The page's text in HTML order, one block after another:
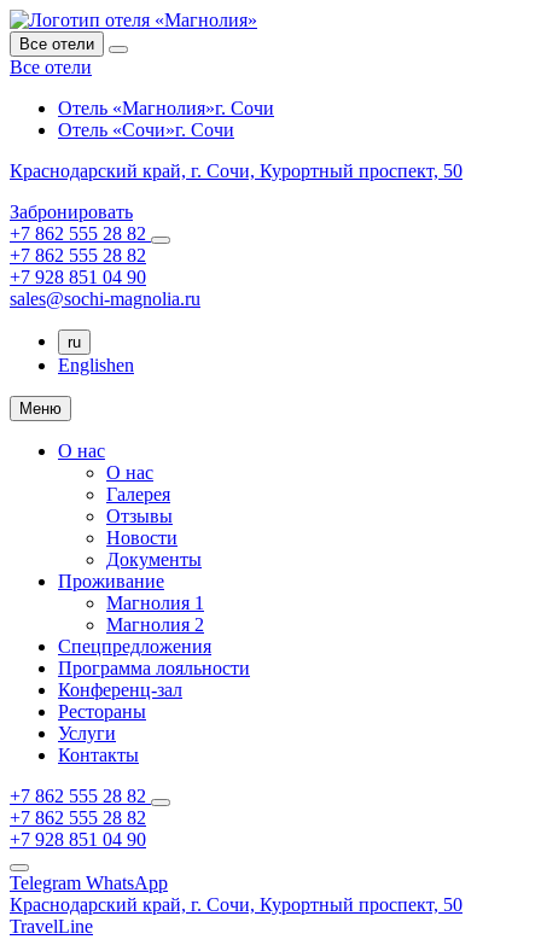
Все отели
Все отели
Отель «Магнолия»г. Сочи
Отель «Сочи»г. Сочи
Краснодарский край, г. Сочи, Курортный проспект, 50
Забронировать
+7 862 555 28 82
+7 862 555 28 82
+7 928 851 04 90
sales@sochi-magnolia.ru
ru
Englishen
Меню
О нас
О нас
Галерея
Отзывы
Новости
Документы
Проживание
Магнолия 1
Магнолия 2
Спецпредложения
Программа лояльности
Конференц-зал
Рестораны
Услуги
Контакты
+7 862 555 28 82
+7 862 555 28 82
+7 928 851 04 90
Telegram WhatsApp
Краснодарский край, г. Сочи, Курортный проспект, 50
TravelLine